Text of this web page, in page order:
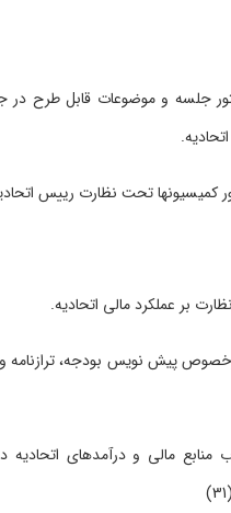
جلسه و ­موضوعات قابل طرح در
کمیسیون‏ها تحت نظارت رییس
بر عملکرد مالی اتحادیه.
پیش نویس بودجه، ترازنامه و
مالی و درآمدهای اتحادیه